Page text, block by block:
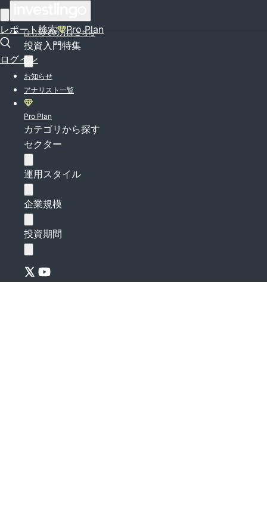
レポート検索 Pro Plan
ログイン
はじめての方はこちら
投資入門特集
お知らせ
アナリスト一覧
Pro Plan
カテゴリから探す
セクター
運用スタイル
企業規模
投資期間